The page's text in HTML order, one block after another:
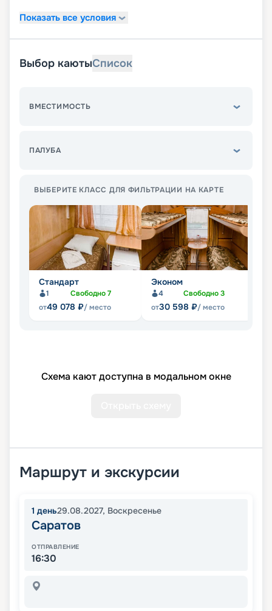
Показать все условия
Выбор каютыСписок
ВМЕСТИМОСТЬ
ПАЛУБА
ВЫБЕРИТЕ КЛАСС ДЛЯ ФИЛЬТРАЦИИ НА КАРТЕ
Стандарт
1 Свободно7
от49 078 ₽/ место
Эконом
4 Свободно3
от30 598 ₽/ место
Схема кают доступна в модальном окне
Маршрут и экскурсии
1 день29.08.2027, Воскресенье
Саратов
ОТПРАВЛЕНИЕ
16:30